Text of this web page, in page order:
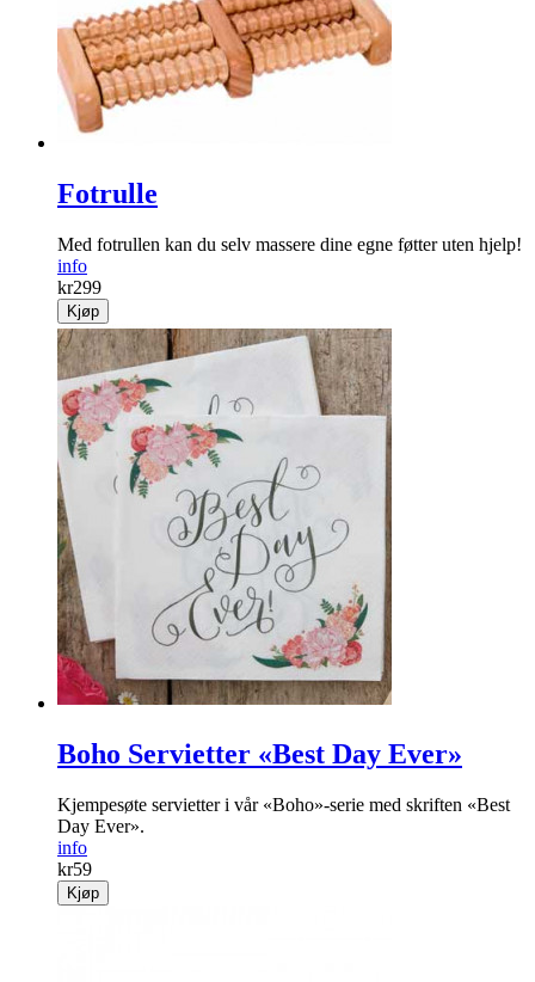
Fotrulle
Med fotrullen kan du selv massere dine egne føtter uten hjelp!
info
kr299
Kjøp
Boho Servietter «Best Day Ever»
Kjempesøte servietter i vår «Boho»-serie med skriften «Best
Day Ever».
info
kr59
Kjøp